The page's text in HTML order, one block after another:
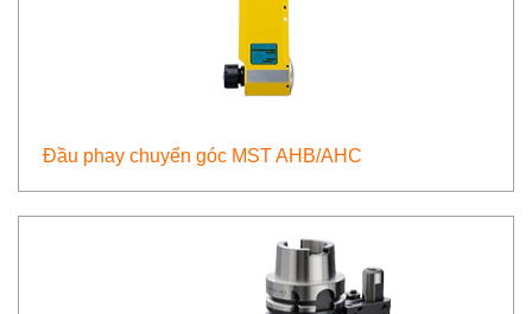
Đầu phay chuyển góc MST AHB/AHC